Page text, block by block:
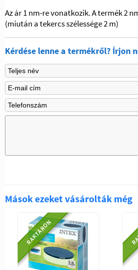
Az ár 1 nm-re vonatkozik.A termék 2
(miután a tekercs szélessége 2 m)
Kérdése lenne a termékről? Írjon
Mások ezeket vásárolták még
RAKTÁRON